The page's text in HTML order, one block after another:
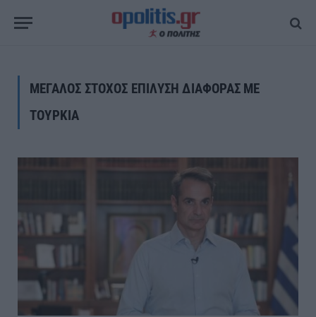
ΜΕΓΑΛΟΣ ΣΤΟΧΟΣ ΕΠΙΛΥΣΗ ΔΙΑΦΟΡΑΣ ΜΕ
ΤΟΥΡΚΙΑ